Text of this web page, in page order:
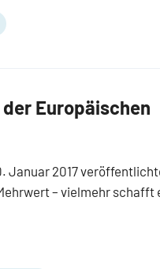
Europäischen
Januar 2017
– vielmehr schafft